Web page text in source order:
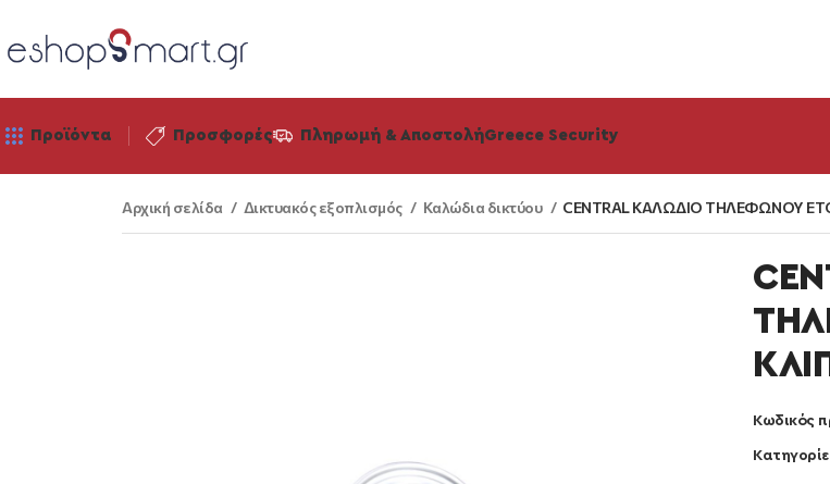
Προϊόντα Προσφορές Πληρωμή & ΑποστολήGreece Security
Αρχική σελίδα Δικτυακός εξοπλισμός Καλώδια δικτύου CENTRAL ΚΑΛΩΔΙΟ ΤΗΛΕΦΩΝΟΥ
Κωδικός